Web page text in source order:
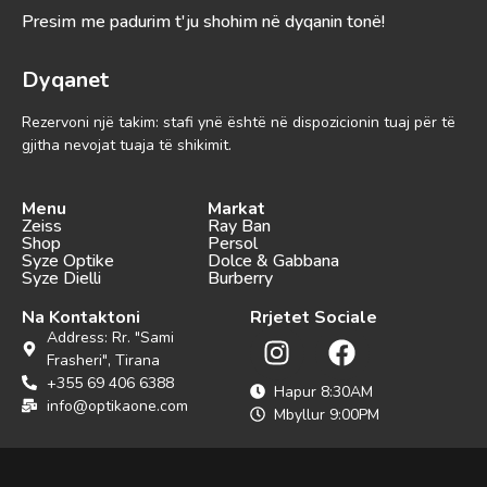
Presim me padurim t'ju shohim në dyqanin tonë!
Dyqanet
Rezervoni një takim: stafi ynë është në dispozicionin tuaj për të
gjitha nevojat tuaja të shikimit.
Menu
Zeiss
Shop
Syze Optike
Syze Dielli
Markat
Ray Ban
Persol
Dolce & Gabbana
Burberry
Na Kontaktoni
Address: Rr. "Sami
Frasheri", Tirana
+355 69 406 6388
info@optikaone.com
Rrjetet Sociale
Hapur 8:30AM
Mbyllur 9:00PM